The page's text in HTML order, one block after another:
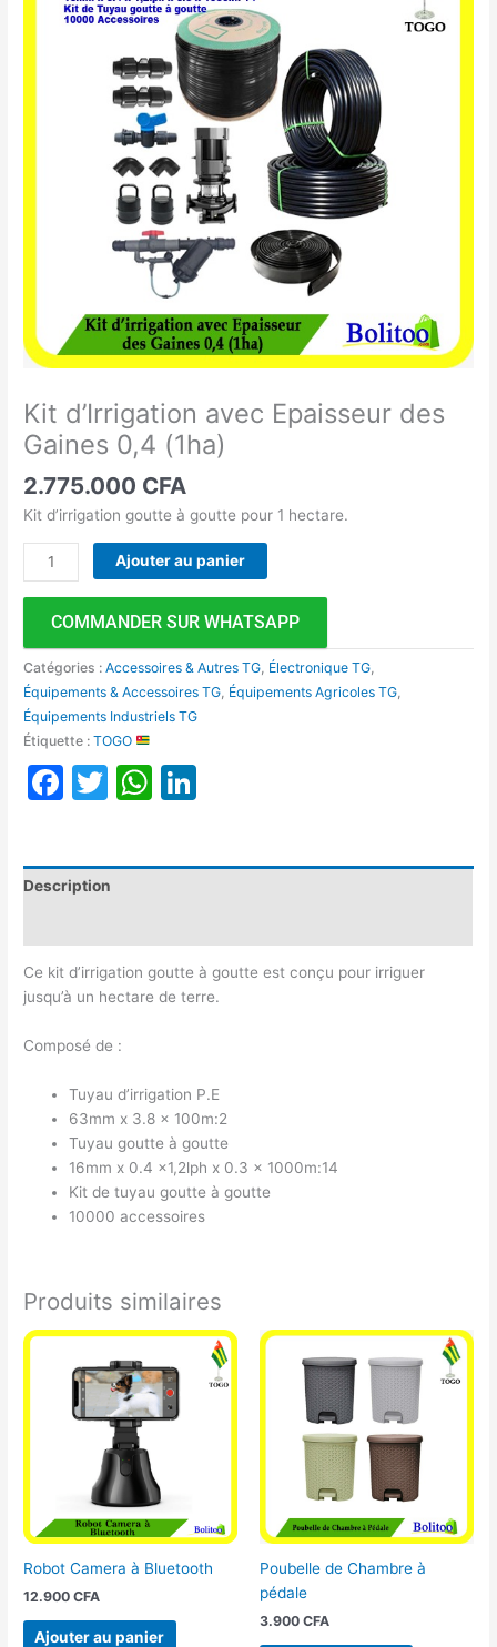
Kit d’Irrigation avec Epaisseur des
Gaines 0,4 (1ha)
2.775.000 CFA
Kit d’irrigation goutte à goutte pour 1 hectare.
Ajouter au panier
COMMANDER SUR WHATSAPP
Catégories :Accessoires & Autres TG Électronique TG
Équipements & Accessoires TG Équipements Agricoles TG
Équipements Industriels TG
Étiquette :TOGO
Facebook
TwitterWhatsApp
Description
Ce kit d’irrigation goutte à goutte est conçu pour irriguer
jusqu’à un hectare de terre.
Composé de :
Tuyau d’irrigation P.E
63mm x 3.8 x 100m:2
Tuyau goutte à goutte
16mm x 0.4 x1,2lph x 0.3 x 1000m:14
Kit de tuyau goutte à goutte
10000 accessoires
Produits similaires
Robot Camera à Bluetooth
12.900CFA
Ajouter au panier
Poubelle de Chambre à
pédale
3.900 CFA